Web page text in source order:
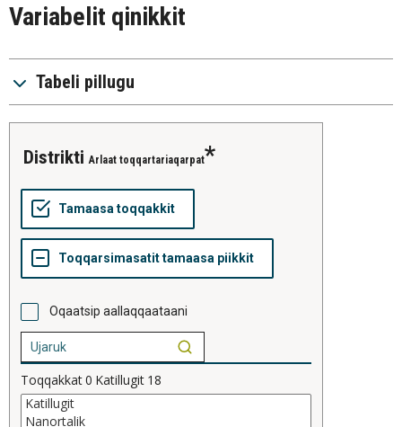
Variabelit qinikkit
Tabeli pillugu
distrikti Arlaat toqqartariaqarpat
Oqaatsip aallaqqaataani
Toqqakkat0 Katillugit 18